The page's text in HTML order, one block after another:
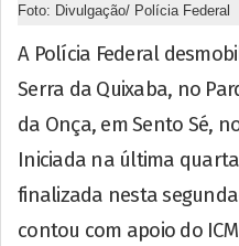
Foto: Divulgação/ Polícia Federal
A Polícia Federal
Serra da Quixaba, no
da Onça, em Sento Sé,
Iniciada na última
finalizada nesta
contou com apoio do